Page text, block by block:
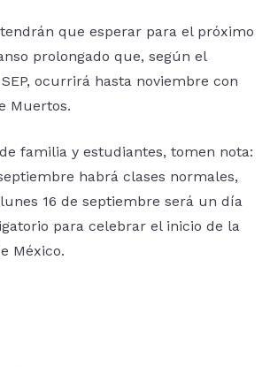
que esperar para el próximo
prolongado que, según el
ocurrirá hasta noviembre con
Muertos.
familia y estudiantes, tomen nota:
habrá clases normales,
16 de septiembre será un día
para celebrar el inicio de la
México.